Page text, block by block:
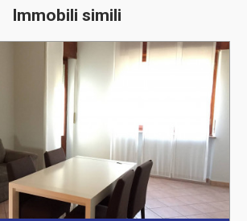
Immobili simili